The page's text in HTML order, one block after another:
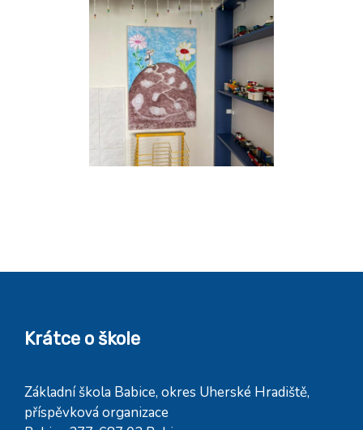
Krátce o škole
Základní škola Babice, okres Uherské Hradiště,
příspěvková organizace